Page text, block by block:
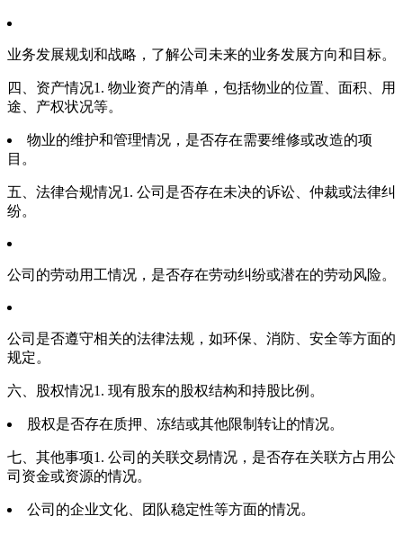
业务发展规划和战略，了解公司未来的业务发展方向和目标。
四、资产情况1. 物业资产的清单，包括物业的位置、面积、用
途、产权状况等。
物业的维护和管理情况，是否存在需要维修或改造的项
目。
五、法律合规情况1. 公司是否存在未决的诉讼、仲裁或法律纠
纷。
公司的劳动用工情况，是否存在劳动纠纷或潜在的劳动风险。
公司是否遵守相关的法律法规，如环保、消防、安全等方面的
规定。
六、股权情况1. 现有股东的股权结构和持股比例。
股权是否存在质押、冻结或其他限制转让的情况。
七、其他事项1. 公司的关联交易情况，是否存在关联方占用公
司资金或资源的情况。
公司的企业文化、团队稳定性等方面的情况。